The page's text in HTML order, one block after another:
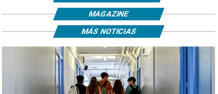
MAGAZINE
MÁS NOTICIAS